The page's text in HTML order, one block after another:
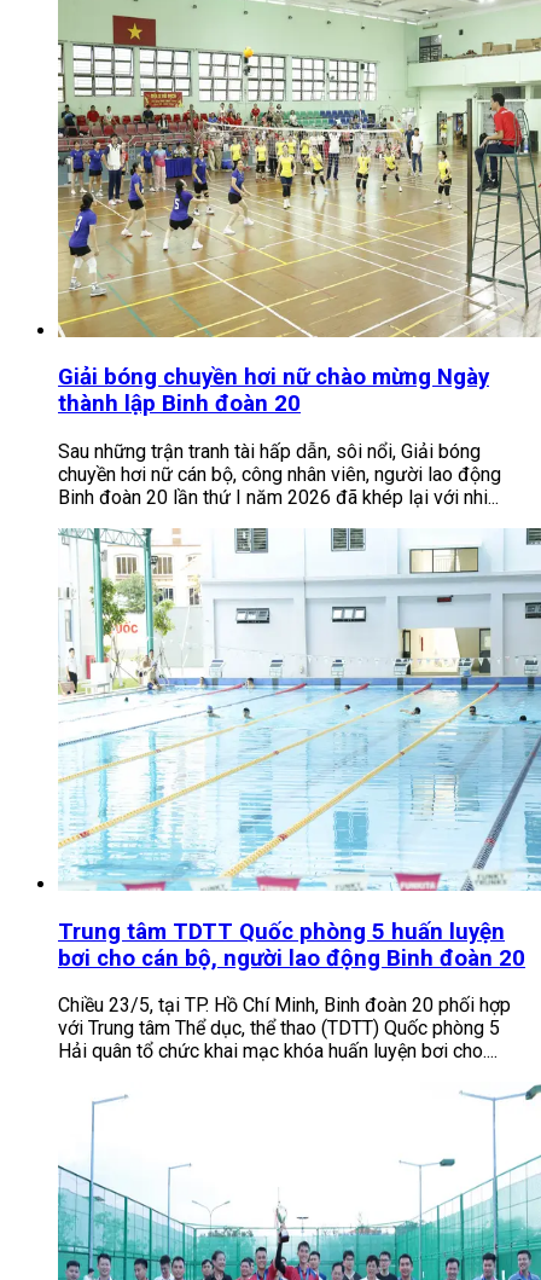
Giải bóng chuyền hơi nữ chào mừng Ngày
thành lập Binh đoàn 20
Sau những trận tranh tài hấp dẫn, sôi nổi, Giải bóng
chuyền hơi nữ cán bộ, công nhân viên, người lao động
Binh đoàn 20 lần thứ I năm 2026 đã khép lại với nhi...
Trung tâm TDTT Quốc phòng 5 huấn luyện
bơi cho cán bộ, người lao động Binh đoàn 20
Chiều 23/5, tại TP. Hồ Chí Minh, Binh đoàn 20 phối hợp
với Trung tâm Thể dục, thể thao (TDTT) Quốc phòng 5
Hải quân tổ chức khai mạc khóa huấn luyện bơi cho....